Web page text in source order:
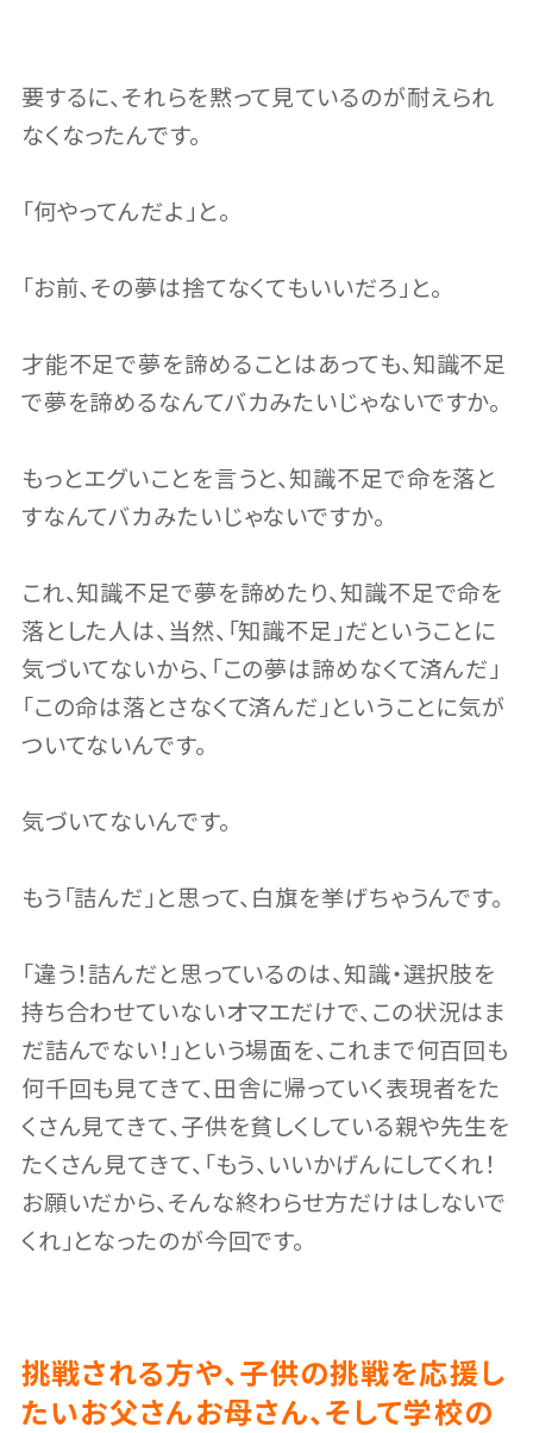
要するに、それらを黙って見ているのが耐えられ
なくなったんです。
「何やってんだよ」と。
「お前、その夢は捨てなくてもいいだろ」と。
才能不足で夢を諦めることはあっても、知識不足
で夢を諦めるなんてバカみたいじゃないですか。
もっとエグいことを言うと、知識不足で命を落と
すなんてバカみたいじゃないですか。
これ、知識不足で夢を諦めたり、知識不足で命を
落とした人は、当然、「知識不足」だということに
気づいてないから、「この夢は諦めなくて済んだ」
「この命は落とさなくて済んだ」ということに気が
ついてないんです。
気づいてないんです。
もう「詰んだ」と思って、白旗を挙げちゃうんです。
「違う！詰んだと思っているのは、知識・選択肢を
持ち合わせていないオマエだけで、この状況はま
だ詰んでない！」という場面を、これまで何百回も
何千回も見てきて、田舎に帰っていく表現者をた
くさん見てきて、子供を貧しくしている親や先生を
たくさん見てきて、「もう、いいかげんにしてくれ！
お願いだから、そんな終わらせ方だけはしないで
くれ」となったのが今回です。
挑戦される方や、子供の挑戦を応援し
たいお父さんお母さん、そして学校の